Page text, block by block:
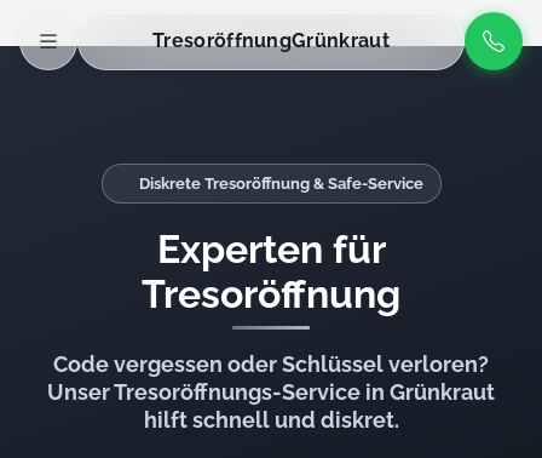
TresoröffnungGrünkraut
Diskrete Tresoröffnung & Safe-Service
Experten für
Tresoröffnung
Code vergessen oder Schlüssel verloren?
Unser Tresoröffnungs-Service in Grünkraut
hilft schnell und diskret.